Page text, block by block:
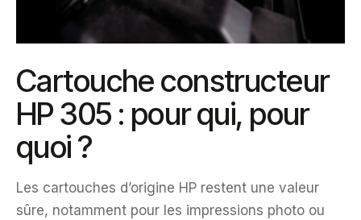
Cartouche constructeur
HP 305 : pour qui, pour
quoi ?
Les cartouches d’origine HP restent une valeur
sûre, notamment pour les impressions photo ou